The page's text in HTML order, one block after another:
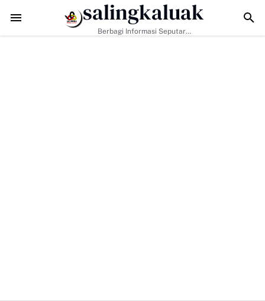
TMMD ke-129 Tak Hanya Bangun Jalan, Bekali Warga Buluh
salingkaluak
Berbagi Informasi Seputar